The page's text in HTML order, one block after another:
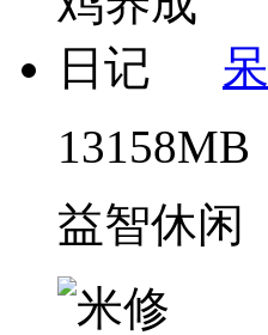
13158MB
益智休闲